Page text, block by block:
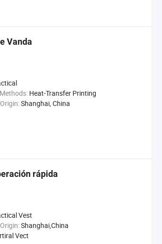
Vanda
Heat-Transfer Printing
Shanghai, China
rápida
Vest
Shanghai,China
Vect